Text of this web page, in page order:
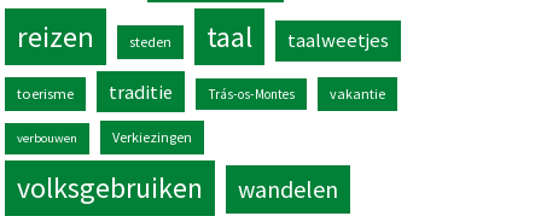
reizen steden taal taalweetjes
toerisme traditie Trás-os-Montes vakantie
verbouwen Verkiezingen
volksgebruiken wandelen